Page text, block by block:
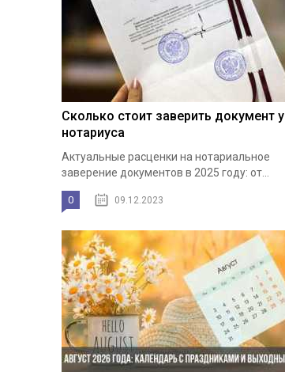
Сколько стоит заверить документ у
нотариуса
Актуальные расценки на нотариальное
заверение документов в 2025 году: от...
0 09.12.2023